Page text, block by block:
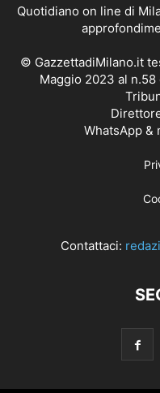
Quotidiano on line di
© GazzettadiMilano.it
Maggio 2023 al
WhatsApp &
Contattaci: